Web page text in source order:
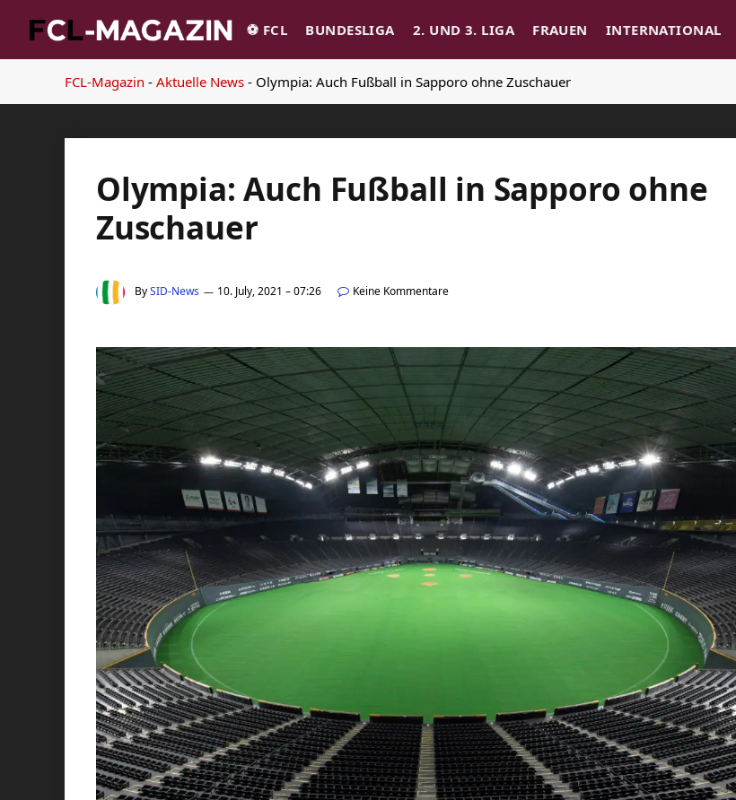
⚽️ FCL BUNDESLIGA 2. UND 3. LIGA FRAUEN INTERNATIONAL
FCL-Magazin - Aktuelle News - Olympia: Auch Fußball in Sapporo ohne Zuschauer
Olympia: Auch Fußball in Sapporo ohne
Zuschauer
BySID-News 10. July, 2021 – 07:26 Keine Kommentare